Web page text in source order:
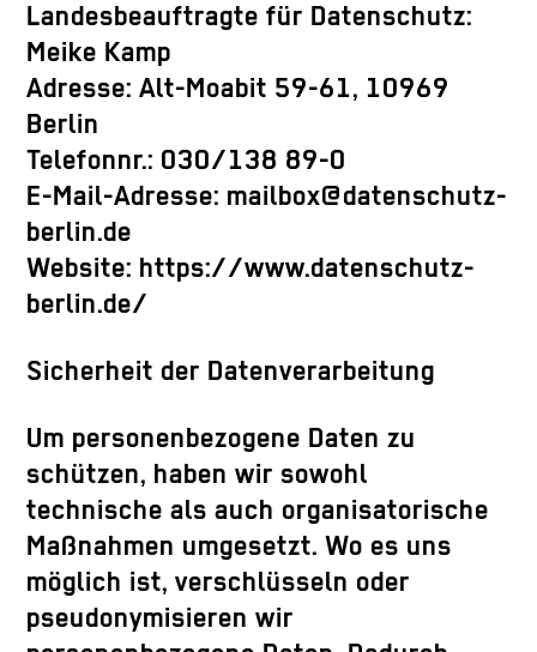
Landesbeauftragte für Datenschutz:
Meike Kamp
Adresse: Alt-Moabit 59-61, 10969
Berlin
Telefonnr.: 030/138 89-0
E-Mail-Adresse: mailbox@datenschutz-
berlin.de
Website: https://www.datenschutz-
berlin.de/
Sicherheit der Datenverarbeitung
Um personenbezogene Daten zu
schützen, haben wir sowohl
technische als auch organisatorische
Maßnahmen umgesetzt. Wo es uns
möglich ist, verschlüsseln oder
pseudonymisieren wir